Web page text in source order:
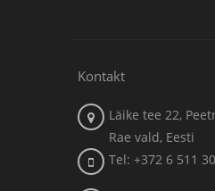
Kontakt
Läike tee 22,
Rae vald, Eesti
Tel: +372 6 511